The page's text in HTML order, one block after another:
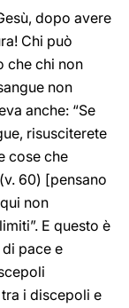
dopo avere
Chi può
che chi non
non
anche: “Se
risusciterete
cose che
60) [pensano
non
E questo è
pace e
i discepoli e